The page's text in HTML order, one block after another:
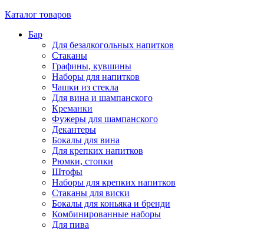
Каталог товаров
Бар
Для безалкогольных напитков
Стаканы
Графины, кувшины
Наборы для напитков
Чашки из стекла
Для вина и шампанского
Креманки
Фужеры для шампанского
Декантеры
Бокалы для вина
Для крепких напитков
Рюмки, стопки
Штофы
Наборы для крепких напитков
Стаканы для виски
Бокалы для коньяка и бренди
Комбинированные наборы
Для пива